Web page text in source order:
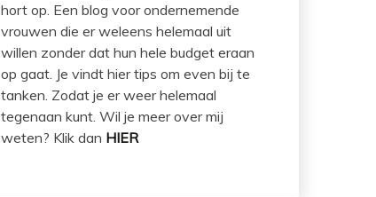
hort op. Een blog voor ondernemende
vrouwen die er weleens helemaal uit
willen zonder dat hun hele budget eraan
op gaat. Je vindt hier tips om even bij te
tanken. Zodat je er weer helemaal
tegenaan kunt. Wil je meer over mij
weten? Klik dan HIER